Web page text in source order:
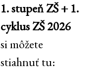
1. stupeň ZŠ + 1.
cyklus ZŠ 2026
si môžete
stiahnuť tu: